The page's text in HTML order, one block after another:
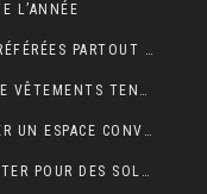
L’ANNÉE
COMMENT REGARDER VOS ÉMISSIONS PRÉFÉRÉES PARTOUT EN FRANCE ?
TROUVER UN MEILLEUR FOURNISSEUR DE VÊTEMENTS TENDANCES POUR VOTRE BOUTIQUE
CUISINE OUVERTE : COMMENT AMÉNAGER UN ESPACE CONVIVIAL ET FONCTIONNEL ?
LIVRAISON ÉCOLOGIQUE : COMMENT OPTER POUR DES SOLUTIONS DE LIVRAISON DURABLES POUR VOS ACHATS EN LIGNE